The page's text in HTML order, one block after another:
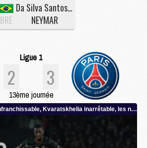
BRE
Da Silva Santos Junior
NEYMAR
Ligue 1
2 3
13ème journée